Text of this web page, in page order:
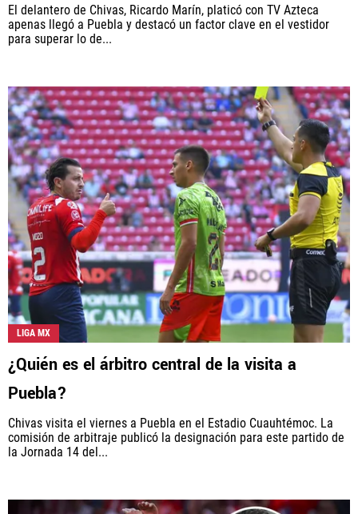
El delantero de Chivas, Ricardo Marín, platicó con TV Azteca
apenas llegó a Puebla y destacó un factor clave en el vestidor
para superar lo de...
LIGA MX
¿Quién es el árbitro central de la visita a
Puebla?
Chivas visita el viernes a Puebla en el Estadio Cuauhtémoc. La
comisión de arbitraje publicó la designación para este partido de
la Jornada 14 del...